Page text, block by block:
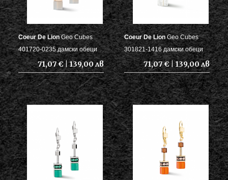
Coeur De LionGeo Cubes
401720-0235 дамски обеци
71,07 € | 139,00 лв
Coeur De LionGeo Cubes
301821-1416 дамски обеци
71,07 € | 139,00 лв